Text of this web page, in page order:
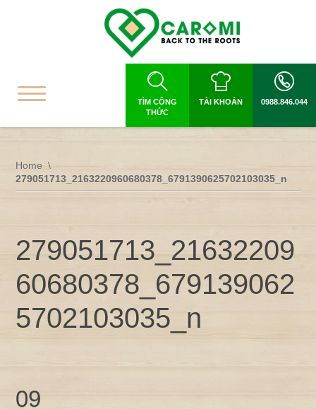
TÌM CÔNG
THỨC
TÀI KHOẢN 0988.846.044
Home
279051713_2163220960680378_6791390625702103035_n
279051713_21632209
60680378_679139062
5702103035_n
09